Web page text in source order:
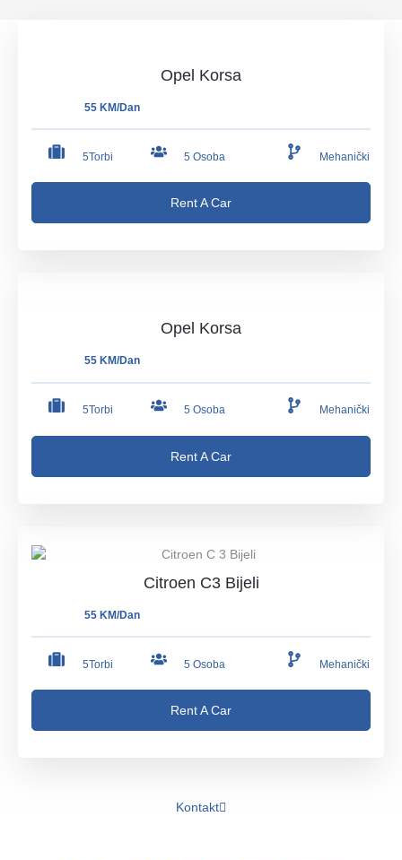
Opel Korsa
55 KM/Dan
5Torbi 5 Osoba Mehanički
Rent A Car
Opel Korsa
55 KM/Dan
5Torbi 5 Osoba Mehanički
Rent A Car
Citroen C3 Bijeli
55 KM/Dan
5Torbi 5 Osoba Mehanički
Rent A Car
Kontakt